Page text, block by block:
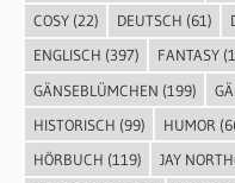
COSY(22) DEUTSCH (61)
ENGLISCH (397) FANTASY
GÄNSEBLÜMCHEN (199)
HISTORISCH (99) HUMOR
HÖRBUCH (119) JAY